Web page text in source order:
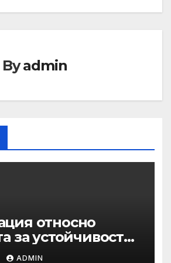
Byadmin
относно
за устойчивост
ADMIN